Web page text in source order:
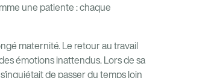
une patiente : chaque
maternité. Le retour au travail
émotions inattendus. Lors de sa
de passer du temps loin